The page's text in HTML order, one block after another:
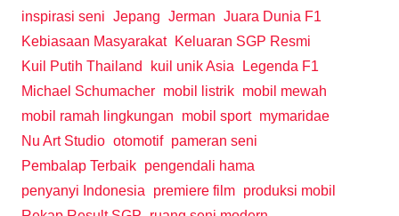
inspirasi seni Jepang Jerman Juara Dunia F1
Kebiasaan Masyarakat
Keluaran SGP Resmi
Kuil Putih Thailand
kuil unik Asia
Legenda F1
Michael Schumacher mobil listrik mobil mewah
mobil ramah lingkungan
mobil sport mymaridae
Nu Art Studio otomotif pameran seni
Pembalap Terbaik pengendali hama
penyanyi Indonesia
premiere film produksi mobil